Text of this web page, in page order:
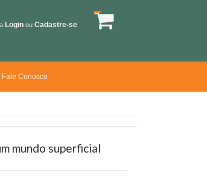
Login ou Cadastre-se
Fale Conosco
mundo superficial